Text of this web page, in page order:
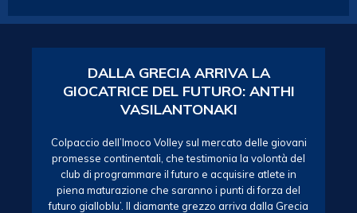
DALLA GRECIA ARRIVA LA
GIOCATRICE DEL FUTURO: ANTHI
VASILANTONAKI
Colpaccio dell’Imoco Volley sul mercato delle giovani
promesse continentali, che testimonia la volontà del
club di programmare il futuro e acquisire atlete in
piena maturazione che saranno i punti di forza del
futuro gialloblu’. Il diamante grezzo arriva dalla Grecia